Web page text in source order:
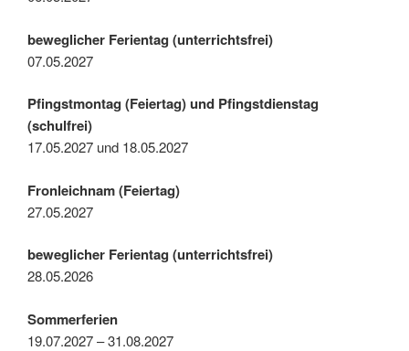
beweglicher Ferientag (unterrichtsfrei)
07.05.2027
Pfingstmontag (Feiertag) und Pfingstdienstag
(schulfrei)
17.05.2027 und 18.05.2027
Fronleichnam (Feiertag)
27.05.2027
beweglicher Ferientag (unterrichtsfrei)
28.05.2026
Sommerferien
19.07.2027 – 31.08.2027